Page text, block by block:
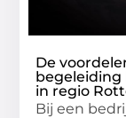
De
begeleiding
in regio
Bij een